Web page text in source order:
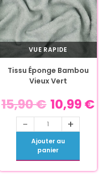
VUE RAPIDE
Tissu Éponge Bambou
Vieux Vert
15,90€ 10,99 €
- +
Ajouter au
panier